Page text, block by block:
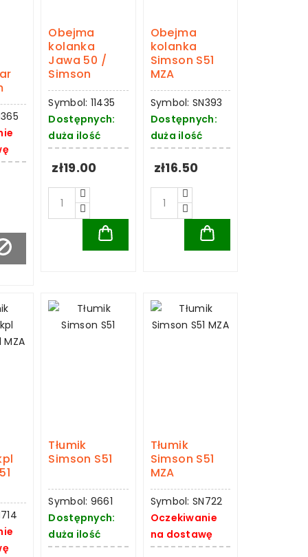
Obejma
kolanka
Jawa 50 /
Simson
Symbol: 11435
Dostępnych:
duża ilość
zł19.00
Obejma
kolanka
Simson S51
MZA
Symbol: SN393
Dostępnych:
duża ilość
zł16.50
Tłumik
Simson S51
Symbol: 9661
Dostępnych:
duża ilość
Tłumik
Simson S51
MZA
Symbol: SN722
Oczekiwanie
na dostawę